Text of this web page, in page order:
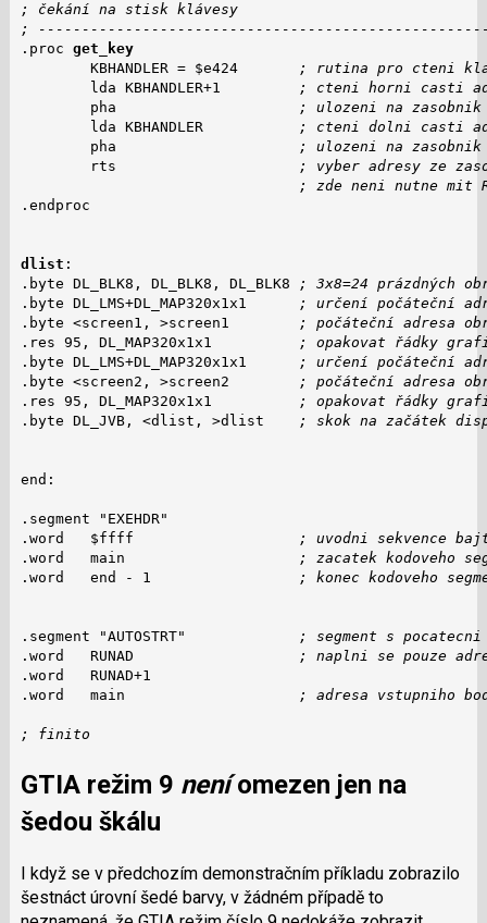
; čekání na stisk klávesy
;
.proc get_key
        KBHANDLER = $e424
; rutina pro cteni
        lda KBHANDLER+1
; cteni horni casti
        pha
; ulozeni na zasobnik
        lda KBHANDLER
; cteni dolni casti
        pha
; ulozeni na zasobnik
        rts
; vyber adresy ze
; zde neni nutne mit
.endproc
dlist :
.byte DL_BLK8, DL_BLK8, DL_BLK8
; 3x8=24 prázdných
.byte DL_LMS+DL_MAP320x1x1
; určení počáteční
.byte <screen1, >screen1
; počáteční adresa
.res 95, DL_MAP320x1x1
; opakovat řádky
.byte DL_LMS+DL_MAP320x1x1
; určení počáteční
.byte <screen2, >screen2
; počáteční adresa
.res 95, DL_MAP320x1x1
; opakovat řádky
.byte DL_JVB, <dlist, >dlist
; skok na začátek
end:
.segment "EXEHDR"
.word   $ffff
; uvodni sekvence
.word   main
; zacatek kodoveho
.word   end - 1
; konec kodoveho
.segment "AUTOSTRT"
; segment s pocatecni
.word   RUNAD
; naplni se pouze
.word   RUNAD+1
.word   main
; adresa vstupniho
; finito
GTIA režim 9 neníomezen jen na
šedou škálu
I když se v předchozím demonstračním příkladu zobrazilo
šestnáct úrovní šedé barvy, v žádném případě to